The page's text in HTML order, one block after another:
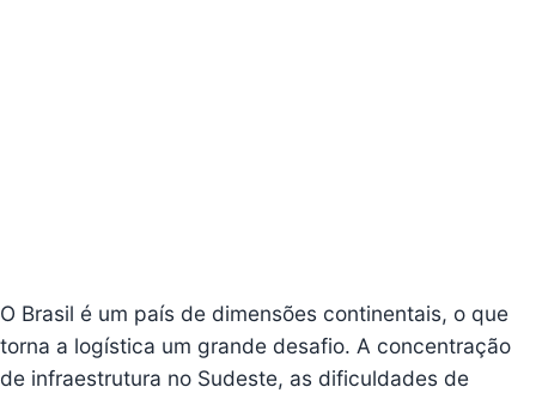
O Brasil é um país de dimensões continentais, o que
torna a logística um grande desafio. A concentração
de infraestrutura no Sudeste, as dificuldades de